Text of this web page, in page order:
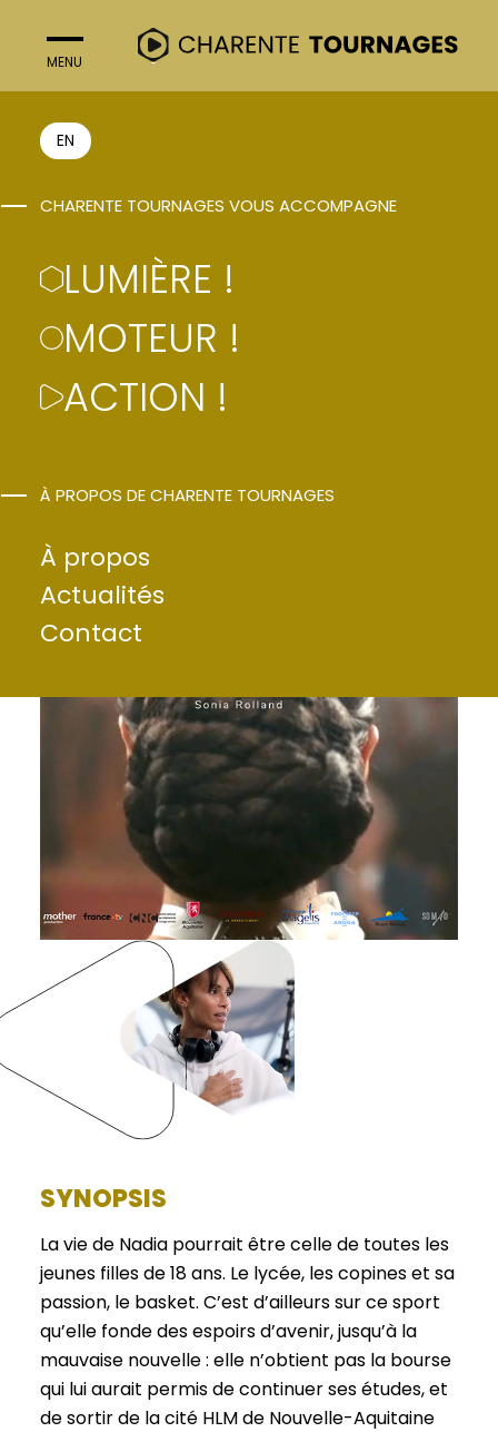
MENU
EN
CHARENTE TOURNAGES VOUS ACCOMPAGNE
LUMIÈRE !
MOTEUR !
ACTION !
À PROPOS DE CHARENTE TOURNAGES
À propos
Actualités
Contact
ACTION !
UN DESTIN
INATTENDU
Sonia Rolland
SYNOPSIS
La vie de Nadia pourrait être celle de toutes les
jeunes filles de 18 ans. Le lycée, les copines et sa
passion, le basket. C’est d’ailleurs sur ce sport
qu’elle fonde des espoirs d’avenir, jusqu’à la
mauvaise nouvelle : elle n’obtient pas la bourse
qui lui aurait permis de continuer ses études, et
de sortir de la cité HLM de Nouvelle-Aquitaine